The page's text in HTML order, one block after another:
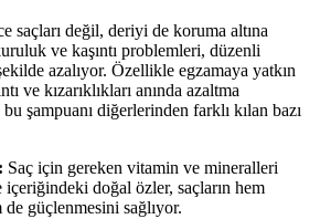
saçları değil, deriyi de koruma altına
ve kaşıntı problemleri, düzenli
azalıyor. Özellikle egzamaya yatkın
ve kızarıklıkları anında azaltma
şampuanı diğerlerinden farklı kılan bazı
Saç için gereken vitamin ve mineralleri
doğal özler, saçların hem
güçlenmesini sağlıyor.